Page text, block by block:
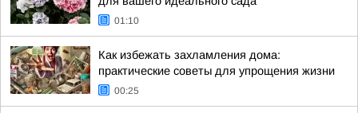
01:10
Как избежать захламления дома:
практические советы для упрощения жизни
00:25